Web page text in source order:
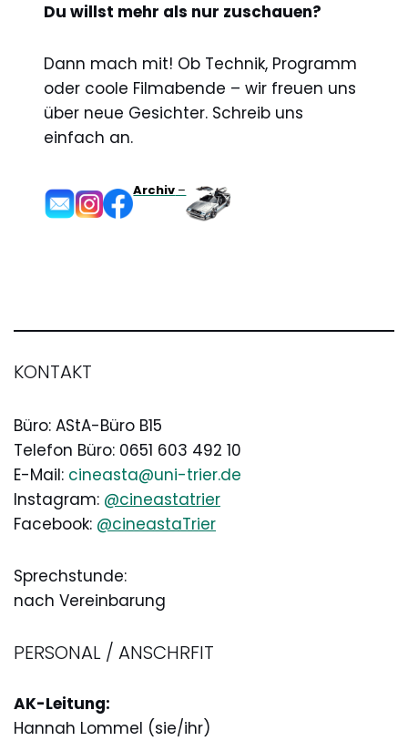
Du willst mehr als nur zuschauen?
Dann mach mit! Ob Technik, Programm
oder coole Filmabende – wir freuen uns
über neue Gesichter. Schreib uns
einfach an.
Archiv –
KONTAKT
Büro: AStA-Büro B15
Telefon Büro: 0651 603 492 10
E-Mail: cineasta@uni-trier.de
Instagram: @cineastatrier
Facebook: @cineastaTrier
Sprechstunde:
nach Vereinbarung
PERSONAL / ANSCHRFIT
AK-Leitung:
Hannah Lommel (sie/ihr)